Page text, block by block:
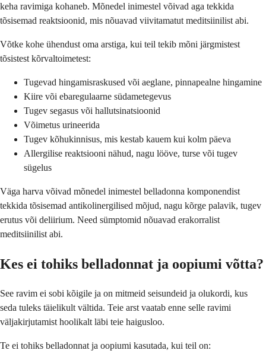
keha ravimiga kohaneb. Mõnedel inimestel võivad aga tekkida
tõsisemad reaktsioonid, mis nõuavad viivitamatut meditsiinilist abi.
Võtke kohe ühendust oma arstiga, kui teil tekib mõni järgmistest
tõsistest kõrvaltoimetest:
Tugevad hingamisraskused või aeglane, pinnapealne hingamine
Kiire või ebaregulaarne südametegevus
Tugev segasus või hallutsinatsioonid
Võimetus urineerida
Tugev kõhukinnisus, mis kestab kauem kui kolm päeva
Allergilise reaktsiooni nähud, nagu lööve, turse või tugev
sügelus
Väga harva võivad mõnedel inimestel belladonna komponendist
tekkida tõsisemad antikolinergilised mõjud, nagu kõrge palavik, tugev
erutus või deliirium. Need sümptomid nõuavad erakorralist
meditsiinilist abi.
Kes ei tohiks belladonnat ja oopiumi võtta?
See ravim ei sobi kõigile ja on mitmeid seisundeid ja olukordi, kus
seda tuleks täielikult vältida. Teie arst vaatab enne selle ravimi
väljakirjutamist hoolikalt läbi teie haigusloo.
Te ei tohiks belladonnat ja oopiumi kasutada, kui teil on: